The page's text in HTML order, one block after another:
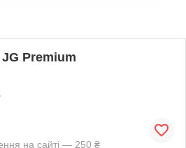
JG Premium
на сайті — 250 ₴